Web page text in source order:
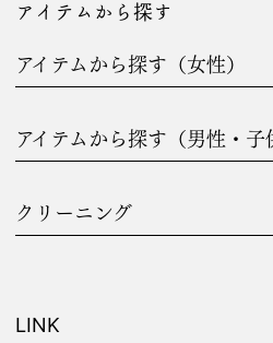
アイテムから探す
アイテムから探す（女性）
アイテムから探す（男性・子
クリーニング
LINK